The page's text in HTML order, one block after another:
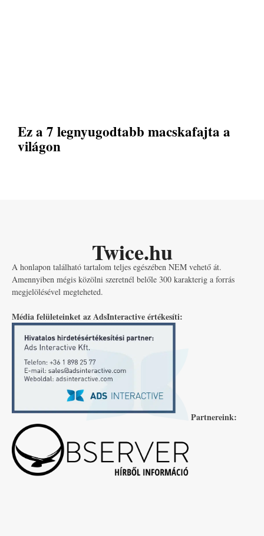
Ez a 7 legnyugodtabb macskafajta a
világon
Twice.hu
A honlapon található tartalom teljes egészében NEM vehető át.
Amennyiben mégis közölni szeretnél belőle 300 karakterig a forrás
megjelölésével megteheted.
Média felületeinket az AdsInteractive értékesíti:
Partnereink: